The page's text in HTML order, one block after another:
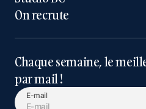
On recrute
Chaque semaine, le
par mail !
E-mail